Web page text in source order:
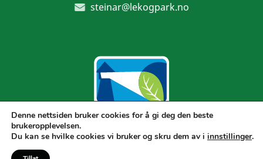
steinar@lekogpark.no
Denne nettsiden bruker cookies for å gi deg den beste
brukeropplevelsen.
Du kan se hvilke cookies vi bruker og skru dem av i innstillinger.